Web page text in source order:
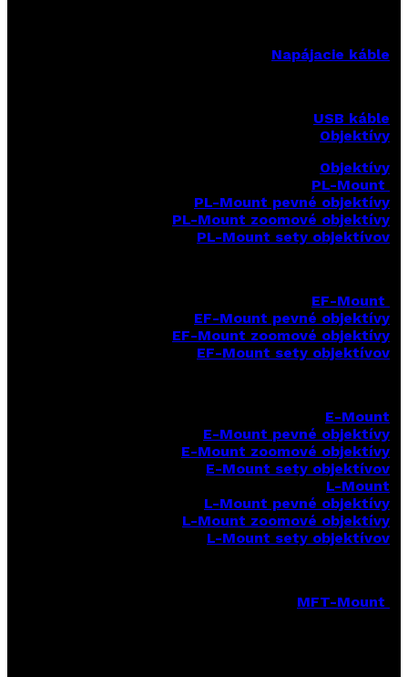
Napájacie káble
USB káble
Objektívy
Objektívy
PL-Mount
PL-Mount pevné objektívy
PL-Mount zoomové objektívy
PL-Mount sety objektívov
EF-Mount
EF-Mount pevné objektívy
EF-Mount zoomové objektívy
EF-Mount sety objektívov
E-Mount
E-Mount pevné objektívy
E-Mount zoomové objektívy
E-Mount sety objektívov
L-Mount
L-Mount pevné objektívy
L-Mount zoomové objektívy
L-Mount sety objektívov
MFT-Mount